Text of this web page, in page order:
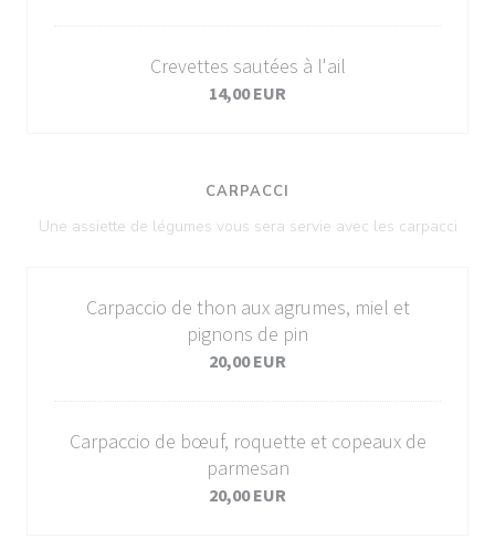
Crevettes sautées à l'ail
14,00 EUR
CARPACCI
Une assiette de légumes vous sera servie avec les carpacci
Carpaccio de thon aux agrumes, miel et
pignons de pin
20,00 EUR
Carpaccio de bœuf, roquette et copeaux de
parmesan
20,00 EUR